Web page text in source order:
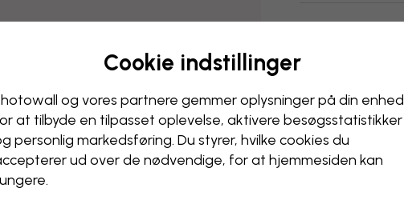
Cookie indstillinger
og vores partnere gemmer oplysninger på din enhed
at tilbyde en tilpasset oplevelse, aktivere besøgs­statistikker
personlig markedsføring. Du styrer, hvilke cookies du
ud over de nødvendige, for at hjemmesiden kan